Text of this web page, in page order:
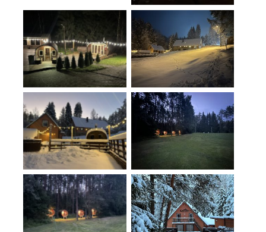
No Caption No Caption
No Caption No Caption
No Caption No Caption